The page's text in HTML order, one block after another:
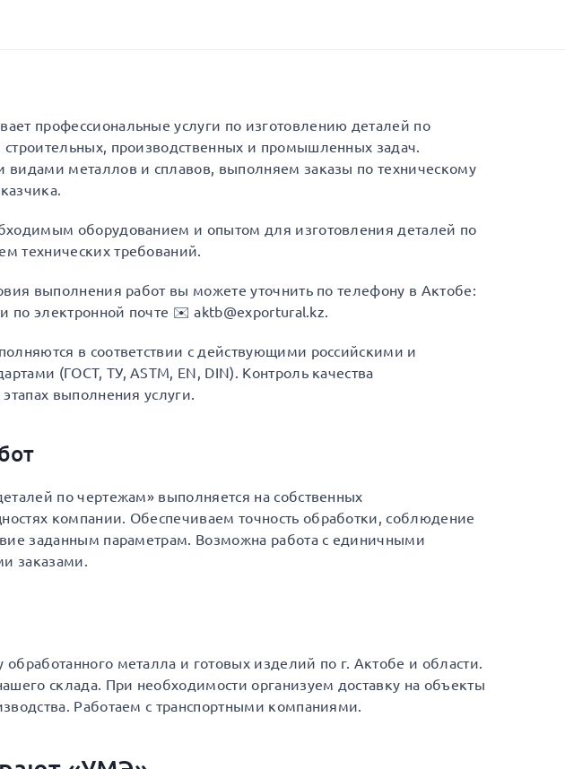
профессиональные услуги по изготовлению деталей по
производственных и промышленных задач.
видами металлов и сплавов, выполняем заказы по техническому
оборудованием и опытом для изготовления деталей по
технических требований.
выполнения работ вы можете уточнить по телефону в Актобе:
по электронной почте ✉️ aktb@exportural.kz.
в соответствии с действующими российскими и
(ГОСТ, ТУ, ASTM, EN, DIN). Контроль качества
выполнения услуги.
по чертежам» выполняется на собственных
компании. Обеспечиваем точность обработки, соблюдение
заданным параметрам. Возможна работа с единичными
заказами.
обработанного металла и готовых изделий по г. Актобе и области.
склада. При необходимости организуем доставку на объекты
Работаем с транспортными компаниями.